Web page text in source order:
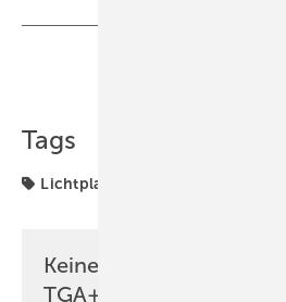
Tags
Lichtplanung
Keine Zeit? Kein
TGA+E Newsletter!